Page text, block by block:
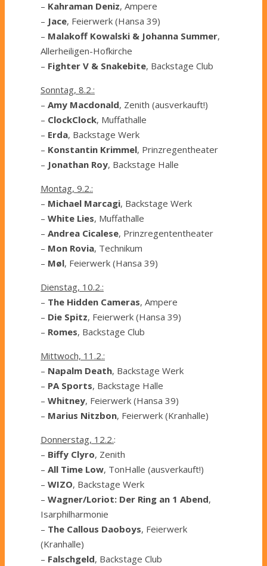
– Kahraman Deniz, Ampere
– Jace, Feierwerk (Hansa 39)
– Malakoff Kowalski & Johanna Summer,
Allerheiligen-Hofkirche
– Fighter V & Snakebite, Backstage Club
Sonntag, 8.2.:
– Amy Macdonald, Zenith (ausverkauft!)
– ClockClock, Muffathalle
– Erda, Backstage Werk
– Konstantin Krimmel, Prinzregentheater
– Jonathan Roy, Backstage Halle
Montag, 9.2.:
– Michael Marcagi, Backstage Werk
– White Lies, Muffathalle
– Andrea Cicalese, Prinzregententheater
– Mon Rovia, Technikum
– Møl, Feierwerk (Hansa 39)
Dienstag, 10.2.:
– The Hidden Cameras, Ampere
– Die Spitz, Feierwerk (Hansa 39)
– Romes, Backstage Club
Mittwoch, 11.2.:
– Napalm Death, Backstage Werk
– PA Sports, Backstage Halle
– Whitney, Feierwerk (Hansa 39)
– Marius Nitzbon, Feierwerk (Kranhalle)
Donnerstag, 12.2.:
– Biffy Clyro, Zenith
– All Time Low, TonHalle (ausverkauft!)
– WIZO, Backstage Werk
– Wagner/Loriot: Der Ring an 1 Abend,
Isarphilharmonie
– The Callous Daoboys, Feierwerk
(Kranhalle)
– Falschgeld, Backstage Club